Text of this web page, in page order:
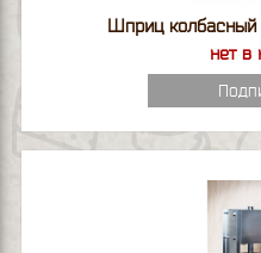
Шприц колбасный
нет в